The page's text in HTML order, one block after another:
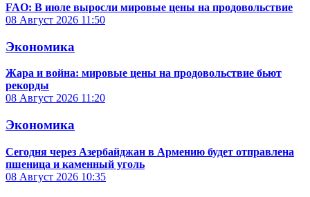
FAO: В июле выросли мировые цены на продовольствие
08 Август 2026 11:50
Экономика
Жара и война: мировые цены на продовольствие бьют
рекорды
08 Август 2026 11:20
Экономика
Сегодня через Азербайджан в Армению будет отправлена
пшеница и каменный уголь
08 Август 2026 10:35